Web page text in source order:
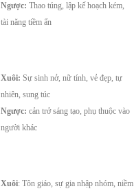
Ngược: Thao túng, lập kế hoạch kém,
tài năng tiềm ẩn
Xuôi: Sự sinh nở, nữ tính, vẻ đẹp, tự
nhiên, sung túc
Ngược: cản trở sáng tạo, phụ thuộc vào
người khác
Xuôi: Tôn giáo, sự gia nhập nhóm, niềm